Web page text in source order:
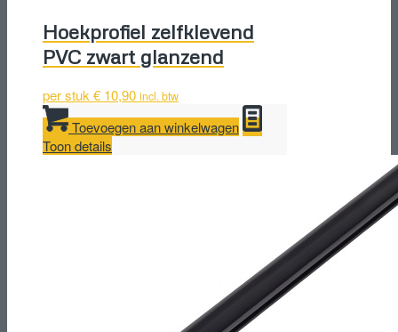
Hoekprofiel zelfklevend
PVC zwart glanzend
per stuk € 10,90 incl. btw
Toevoegen aan winkelwagen
Toon details